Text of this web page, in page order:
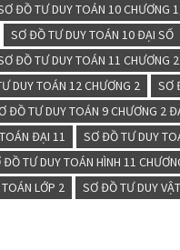
ĐỒ TƯ DUY TOÁN 10 CHƯƠNG
SƠ ĐỒ TƯ DUY TOÁN 10 ĐẠI SỐ
ĐỒ TƯ DUY TOÁN 11 CHƯƠNG
DUY TOÁN 12 CHƯƠNG 2
SƠ
ĐỒ TƯ DUY TOÁN 9 CHƯƠNG 2
ĐẠI 11 SƠ ĐỒ TƯ DUY
ĐỒ TƯ DUY TOÁN HÌNH 11
LỚP 2 SƠ ĐỒ TƯ DUY